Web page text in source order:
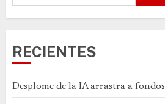
RECIENTES
Desplome de la IA arrastra a